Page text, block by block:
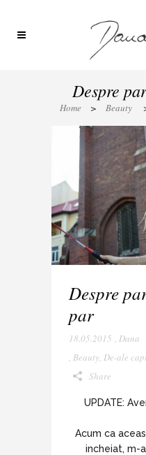
Despre
Home > Beauty
Despre
par
18.05.2015 , Dana
, Beauty, De-ale
Share
UPDATE:
Acum ca
incheiat, m-